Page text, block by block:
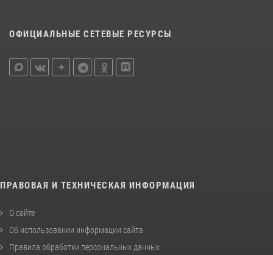
ОФИЦИАЛЬНЫЕ СЕТЕВЫЕ РЕСУРСЫ
ПРАВОВАЯ И ТЕХНИЧЕСКАЯ ИНФОРМАЦИЯ
О сайте
Об использовании информации сайта
Правила обработки персональных данных